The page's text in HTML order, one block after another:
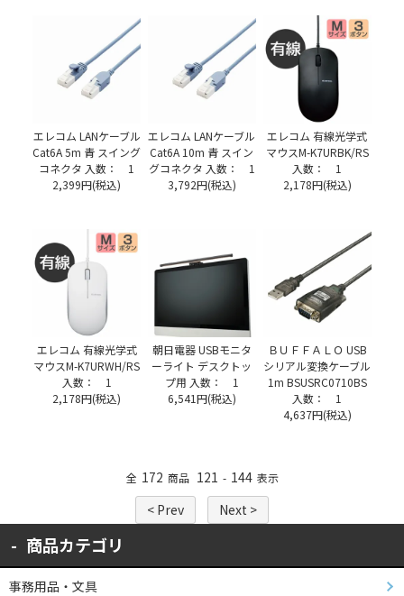
エレコム LANケーブル
Cat6A 5m 青 スイング
コネクタ 入数： 1
2,399円(税込)
エレコム LANケーブル
Cat6A 10m 青 スイン
グコネクタ 入数： 1
3,792円(税込)
エレコム 有線光学式
マウスM-K7URBK/RS
入数： 1
2,178円(税込)
エレコム 有線光学式
マウスM-K7URWH/RS
入数： 1
2,178円(税込)
朝日電器 USBモニタ
ーライト デスクトッ
プ用 入数： 1
6,541円(税込)
ＢＵＦＦＡＬＯ USB
シリアル変換ケーブル
1m BSUSRC0710BS
入数： 1
4,637円(税込)
全 172 商品 121 - 144 表示
< Prev Next >
商品カテゴリ
事務用品・文具